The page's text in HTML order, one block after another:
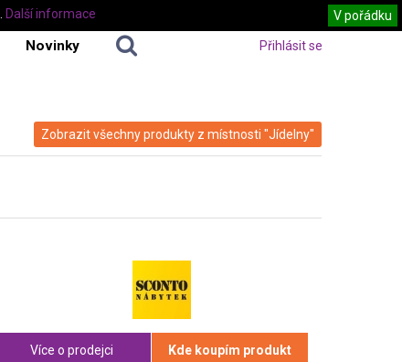
Novinky Přihlásit se
Zobrazit všechny produkty z místnosti "Jídelny"
Více o prodejci Kde koupím produkt
V pořádku
Další informace